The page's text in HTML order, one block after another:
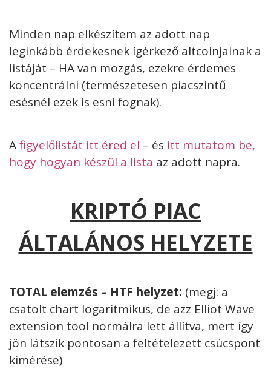
Minden nap elkészítem az adott nap
leginkább érdekesnek ígérkező altcoinjainak a
listáját – HA van mozgás, ezekre érdemes
koncentrálni (természetesen piacszintű
esésnél ezek is esni fognak).
Afigyelőlistát itt éred el – és itt mutatom be,
hogy hogyan készül a lista az adott napra.
KRIPTÓ PIAC
ÁLTALÁNOS HELYZETE
TOTAL elemzés – HTF helyzet: (megj: a
csatolt chart logaritmikus, de azz Elliot Wave
extension tool normálra lett állítva, mert így
jön látszik pontosan a feltételezett csúcspont
kimérése)